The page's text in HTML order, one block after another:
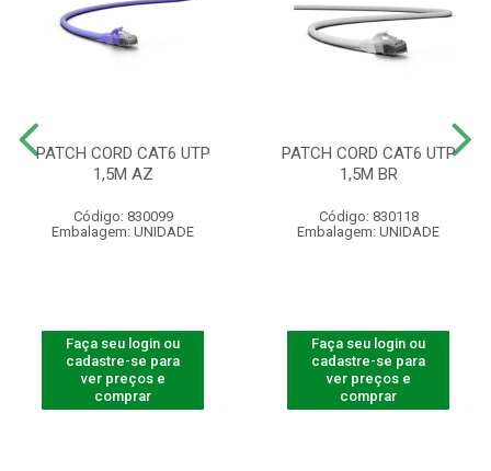
PATCH CORD CAT6 UTP
1,5M AZ
Código: 830099
Embalagem: UNIDADE
Faça seu login ou
cadastre-se para
ver preços e
comprar
PATCH CORD CAT6 UTP
1,5M BR
Código: 830118
Embalagem: UNIDADE
Faça seu login ou
cadastre-se para
ver preços e
comprar